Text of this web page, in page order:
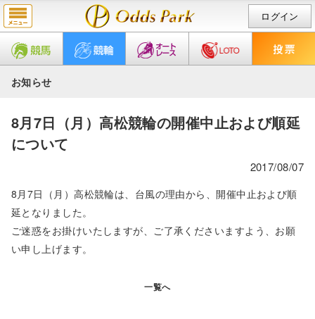
ログイン
お知らせ
8月7日（月）高松競輪の開催中止および順延
について
2017/08/07
8月7日（月）高松競輪は、台風の理由から、開催中止および順
延となりました。
ご迷惑をお掛けいたしますが、ご了承くださいますよう、お願
い申し上げます。
一覧へ